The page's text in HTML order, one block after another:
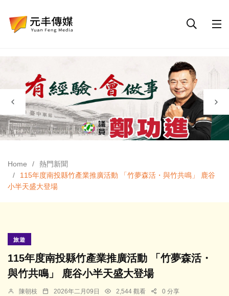
Home
熱門新聞
115年度南投縣竹產業推廣活動 「竹夢森活・與竹共鳴」 鹿谷
小半天盛大登場
旅遊
115年度南投縣竹產業推廣活動 「竹夢森活・
與竹共鳴」 鹿谷小半天盛大登場
陳朝枝 2026年二月09日 2,544 觀看 0 分享